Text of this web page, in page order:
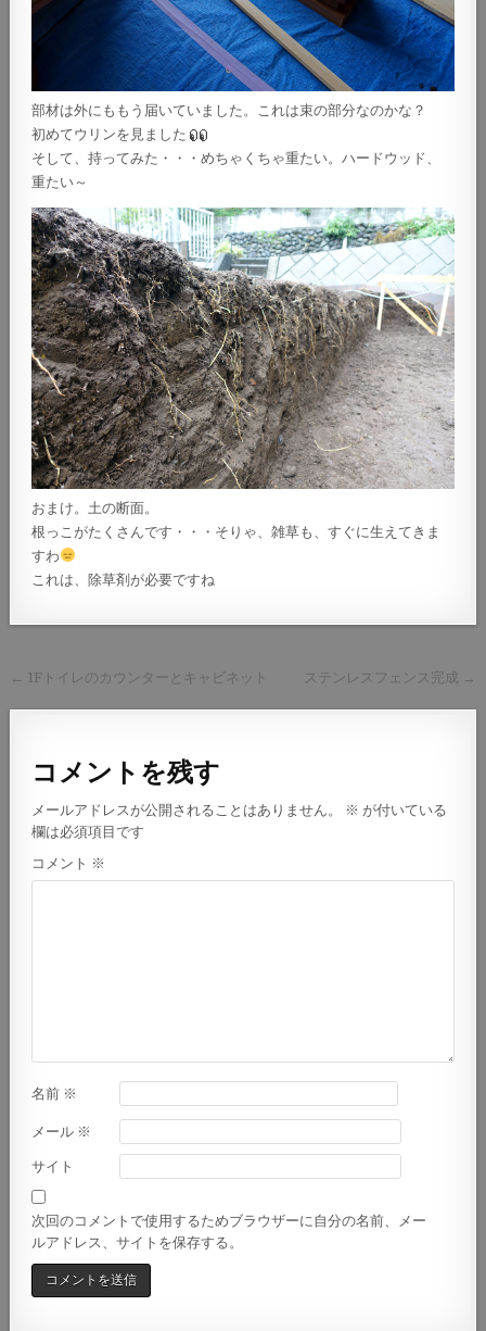
部材は外にももう届いていました。これは束の部分なのかな？
初めてウリンを見ました
そして、持ってみた・・・めちゃくちゃ重たい。ハードウッド、
重たい～
おまけ。土の断面。
根っこがたくさんです・・・そりゃ、雑草も、すぐに生えてきま
すわ
これは、除草剤が必要ですね
投
稿
ビ
ゲ
ー
シ
ョ
← 1Fトイレのカウンターとキャビネット ステンレスフェンス完成 →
コメントを残す
メールアドレスが公開されることはありません。 ※ が付いている
欄は必須項目です
コメント ※
名前 ※
メール ※
サイト
次回のコメントで使用するためブラウザーに自分の名前、メー
ルアドレス、サイトを保存する。